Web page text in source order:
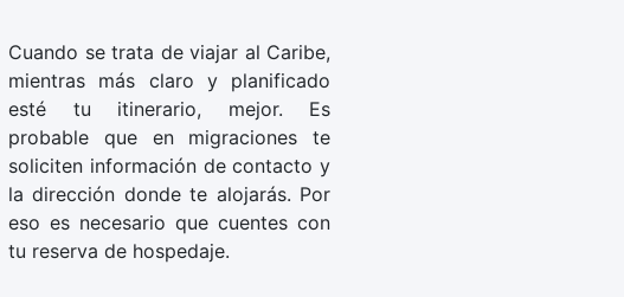
Cuando se trata de viajar al Caribe,
mientras más claro y planificado
esté tu itinerario, mejor. Es
probable que en migraciones te
soliciten información de contacto y
la dirección donde te alojarás. Por
eso es necesario que cuentes con
tu reserva de hospedaje.